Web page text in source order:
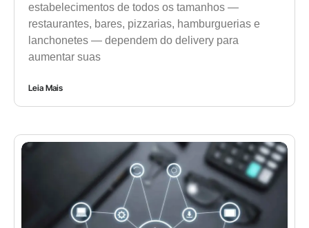
estabelecimentos de todos os tamanhos —
restaurantes, bares, pizzarias, hamburguerias e
lanchonetes — dependem do delivery para
aumentar suas
Leia Mais